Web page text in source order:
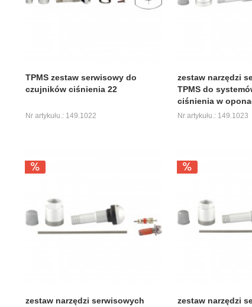
TPMS zestaw serwisowy do
czujników ciśnienia 22
Nr artykułu.: 149.1022
zestaw narzędzi
TPMS do
ciśnienia w
Nr artykułu.: 149.1023
zestaw narzędzi serwisowych
zestaw narzędzi